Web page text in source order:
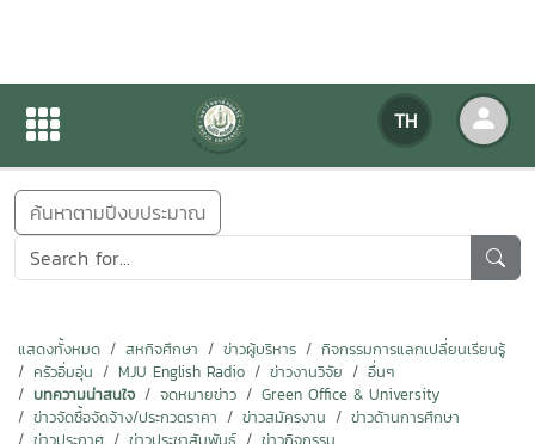
TH
ข่าวสารกิจกรรม
ค้นหาตามปีงบประมาณ
แสดงทั้งหมด สหกิจศึกษา ข่าวผู้บริหาร
กิจกรรมการแลกเปลี่ยนเรียนรู้
ครัวอิ่มอุ่น
MJU English Radio ข่าวงานวิจัย
อื่นๆ
บทความน่าสนใจ
จดหมายข่าว
Green Office & University
ข่าวจัดซื้อจัดจ้าง/ประกวดราคา
ข่าวสมัครงาน
ข่าวด้านการศึกษา